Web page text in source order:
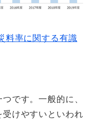
料率に関する有識
です。一般的に、
けやすいといわれ